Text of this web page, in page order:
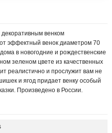
венком
эффектный венок диаметром 70
в новогодние и рождественские
зеленом цвете из качественных
реалистично и прослужит вам не
и ягод придает венку особый
Произведено в России.